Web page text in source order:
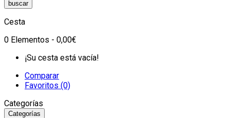
buscar
Cesta
0 Elementos - 0,00€
¡Su cesta está vacía!
Comparar
Favoritos (0)
Categorías
Categorías